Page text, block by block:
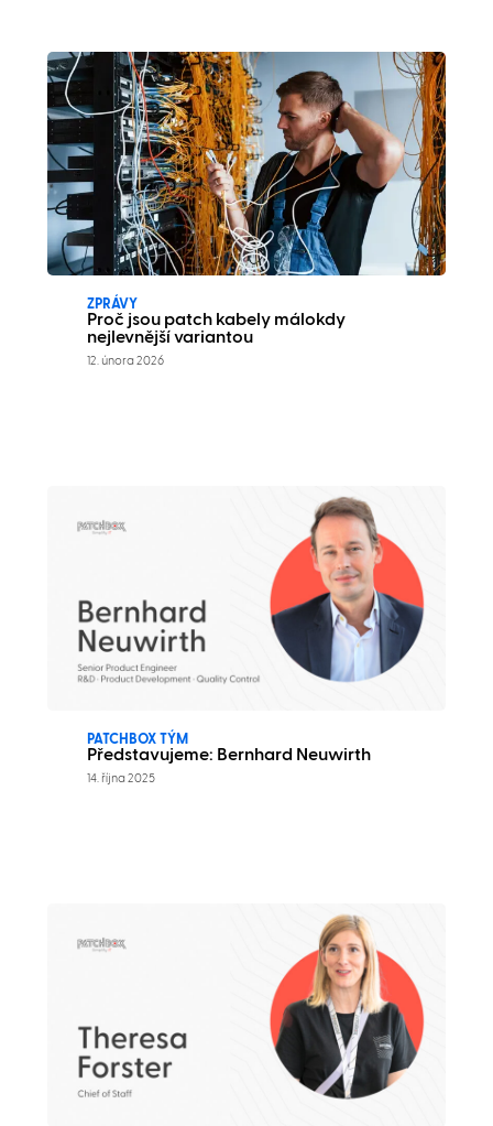
ZPRÁVY
Proč jsou patch kabely málokdy
nejlevnější variantou
12. února 2026
PATCHBOX TÝM
Představujeme: Bernhard Neuwirth
14. října 2025